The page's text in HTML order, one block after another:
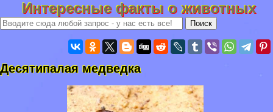
Интересные факты о животных
Десятипалая медведка